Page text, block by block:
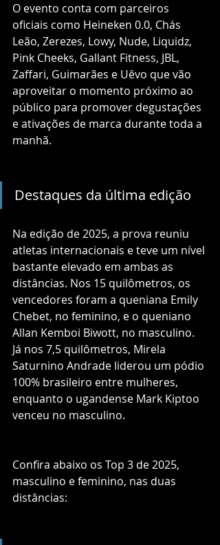
O evento conta com parceiros
oficiais como Heineken 0.0, Chás
Leão, Zerezes, Lowy, Nude, Liquidz,
Pink Cheeks, Gallant Fitness, JBL,
Zaffari, Guimarães e Uêvo que vão
aproveitar o momento próximo ao
público para promover degustações
e ativações de marca durante toda a
manhã.
Destaques da última edição
Na edição de 2025, a prova reuniu
atletas internacionais e teve um nível
bastante elevado em ambas as
distâncias. Nos 15 quilômetros, os
vencedores foram a queniana Emily
Chebet, no feminino, e o queniano
Allan Kemboi Biwott, no masculino.
Já nos 7,5 quilômetros, Mirela
Saturnino Andrade liderou um pódio
100% brasileiro entre mulheres,
enquanto o ugandense Mark Kiptoo
venceu no masculino.
Confira abaixo os Top 3 de 2025,
masculino e feminino, nas duas
distâncias: